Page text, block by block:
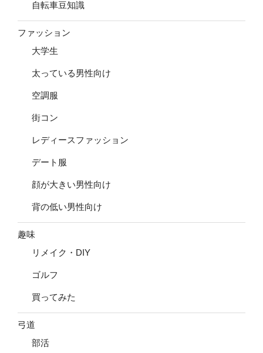
自転車豆知識
ファッション
大学生
太っている男性向け
空調服
街コン
レディースファッション
デート服
顔が大きい男性向け
背の低い男性向け
趣味
リメイク・DIY
ゴルフ
買ってみた
弓道
部活